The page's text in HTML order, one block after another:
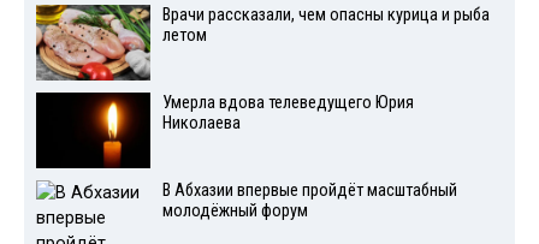
Врачи рассказали, чем опасны курица и рыба
летом
Умерла вдова телеведущего Юрия
Николаева
В Абхазии впервые пройдёт масштабный
молодёжный форум